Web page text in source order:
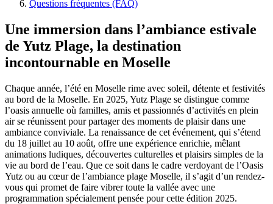
Questions fréquentes (FAQ)
Une immersion dans l’ambiance estivale
de Yutz Plage, la destination
incontournable en Moselle
Chaque année, l’été en Moselle rime avec soleil, détente et festivités
au bord de la Moselle. En 2025, Yutz Plage se distingue comme
l’oasis annuelle où familles, amis et passionnés d’activités en plein
air se réunissent pour partager des moments de plaisir dans une
ambiance conviviale. La renaissance de cet événement, qui s’étend
du 18 juillet au 10 août, offre une expérience enrichie, mêlant
animations ludiques, découvertes culturelles et plaisirs simples de la
vie au bord de l’eau. Que ce soit dans le cadre verdoyant de l’Oasis
Yutz ou au cœur de l’ambiance plage Moselle, il s’agit d’un rendez-
vous qui promet de faire vibrer toute la vallée avec une
programmation spécialement pensée pour cette édition 2025.